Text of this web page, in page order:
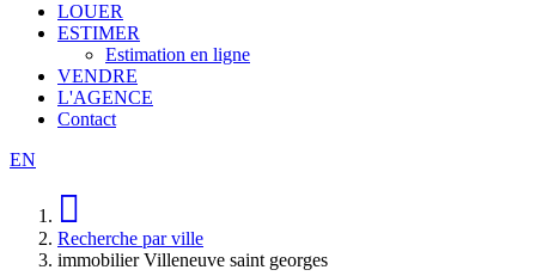
LOUER
ESTIMER
Estimation en ligne
VENDRE
L'AGENCE
Contact
EN
Recherche par ville
immobilier Villeneuve saint georges